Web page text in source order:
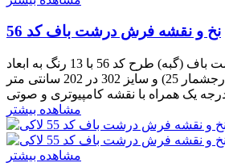
نخ و نقشه فرش درشت باف کد 56
نخ و نقشه فرش درشت باف (گبه) طرح کد 56 با 13 رنگ به ابعاد
1080 رج در 721 گره (رجشمار 25) و سایز 302 در 202 سانتی متر
یک همراه با نقشه کامپیوتری و صوتی
مشاهده بیشتر
مشاهده بیشتر